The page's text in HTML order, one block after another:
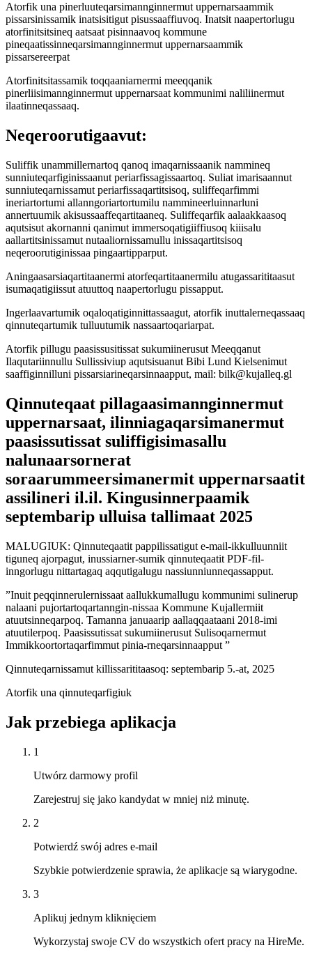
Atorfik una pinerluuteqarsimannginnermut uppernarsaammik
pissarsinissamik inatsisitigut pisussaaffiuvoq. Inatsit naapertorlugu
atorfinitsitsineq aatsaat pisinnaavoq kommune
pineqaatissinneqarsimannginnermut uppernarsaammik
pissarsereerpat
Atorfinitsitassamik toqqaaniarnermi meeqqanik
pinerliisimannginnermut uppernarsaat kommunimi naliliinermut
ilaatinneqassaaq.
Neqeroorutigaavut:
Suliffik unammillernartoq qanoq imaqarnissaanik nammineq
sunniuteqarfiginissaanut periarfissagissaartoq. Suliat imarisaannut
sunniuteqarnissamut periarfissaqartitsisoq, suliffeqarfimmi
ineriartortumi allanngoriartortumilu nammineerluinnarluni
annertuumik akisussaaffeqartitaaneq. Suliffeqarfik aalaakkaasoq
aqutsisut akornanni qanimut immersoqatigiiffiusoq kiiisalu
aallartitsinissamut nutaaliornissamullu inissaqartitsisoq
neqeroorutiginissaa pingaartipparput.
Aningaasarsiaqartitaanermi atorfeqartitaanermilu atugassarititaasut
isumaqatigiissut atuuttoq naapertorlugu pissapput.
Ingerlaavartumik oqaloqatiginnittassaagut, atorfik inuttalerneqassaaq
qinnuteqartumik tulluutumik nassaartoqariarpat.
Atorfik pillugu paasissusitissat sukumiinerusut Meeqqanut
Ilaqutariinnullu Sullissiviup aqutsisuanut Bibi Lund Kielsenimut
saaffiginnilluni pissarsiarineqarsinnaapput, mail: bilk@kujalleq.gl
Qinnuteqaat pillagaasimannginnermut
uppernarsaat, ilinniagaqarsimanermut
paasissutissat suliffigisimasallu
nalunaarsornerat
soraarummeersimanermit uppernarsaatit
assilineri il.il. Kingusinnerpaamik
septembarip ulluisa tallimaat 2025
MALUGIUK: Qinnuteqaatit pappilissatigut e-mail-ikkulluunniit
tiguneq ajorpagut, inussiarner-sumik qinnuteqaatit PDF-fil-
inngorlugu nittartagaq aqqutigalugu nassiunniunneqassapput.
”Inuit peqqinnerulernissaat aallukkumallugu kommunimi sulinerup
nalaani pujortartoqartanngin-nissaa Kommune Kujallermiit
atuutsinneqarpoq. Tamanna januaarip aallaqqaataani 2018-imi
atuutilerpoq. Paasissutissat sukumiinerusut Sulisoqarnermut
Immikkoortortaqarfimmut pinia-rneqarsinnaapput ”
Qinnuteqarnissamut killissarititaasoq: septembarip 5.-at, 2025
Atorfik una qinnuteqarfigiuk
Jak przebiega aplikacja
1
Utwórz darmowy profil
Zarejestruj się jako kandydat w mniej niż minutę.
2
Potwierdź swój adres e-mail
Szybkie potwierdzenie sprawia, że aplikacje są wiarygodne.
3
Aplikuj jednym kliknięciem
Wykorzystaj swoje CV do wszystkich ofert pracy na HireMe.